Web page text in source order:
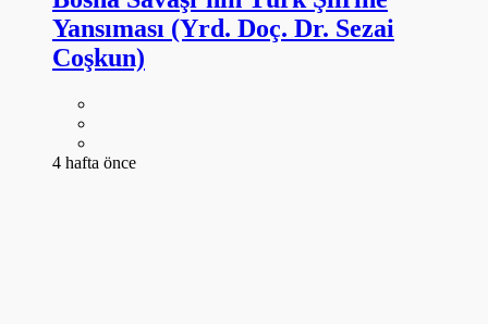
Yansıması (Yrd. Doç. Dr. Sezai
Coşkun)
4 hafta önce